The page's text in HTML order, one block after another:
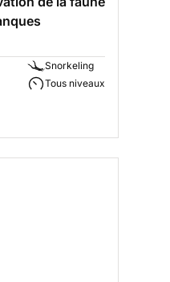
Snorkeling
Tous niveaux